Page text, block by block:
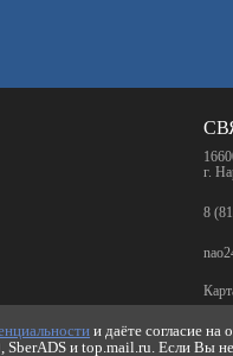
и даёте согласие на
и top.mail.ru. Если Вы
г.
8